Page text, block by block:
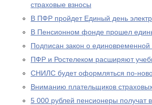
страховые взносы
В ПФР пройдет Единый день
В Пенсионном фонде прошел
Подписан закон о
ПФР и Ростелеком расширяют
СНИЛС будет оформляться по-
Вниманию плательщиков
5 000 рублей пенсионеры получат